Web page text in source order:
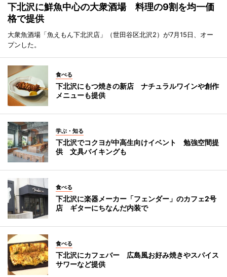
下北沢に鮮魚中心の大衆酒場 料理の9割を均一価
格で提供
大衆魚酒場「魚えもん下北沢店」（世田谷区北沢2）が7月15日、オー
プンした。
食べる
下北沢にもつ焼きの新店 ナチュラルワインや創作
メニューも提供
学ぶ・知る
下北沢でコクヨが中高生向けイベント 勉強空間提
供 文具バイキングも
食べる
下北沢に楽器メーカー「フェンダー」のカフェ2号
店 ギターにちなんだ内装で
食べる
下北沢にカフェバー 広島風お好み焼きやスパイス
サワーなど提供